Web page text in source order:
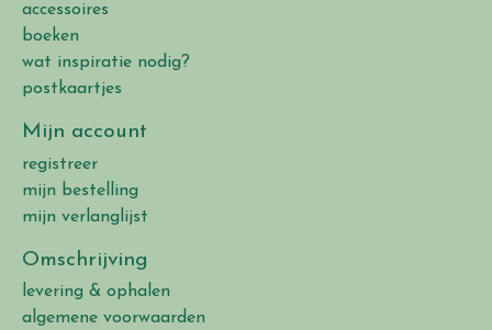
accessoires
boeken
wat inspiratie nodig?
postkaartjes
Mijn account
registreer
mijn bestelling
mijn verlanglijst
Omschrijving
levering & ophalen
algemene voorwaarden